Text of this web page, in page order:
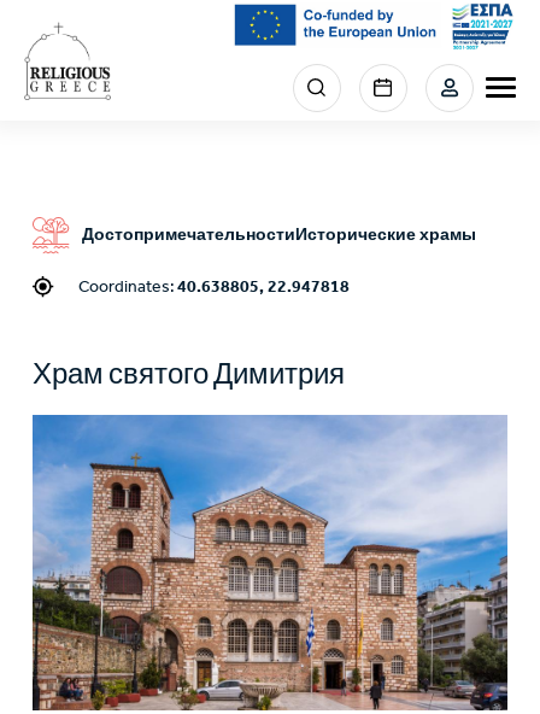
main
content
Menu
section
ДостопримечательностиИсторические храмы
Coordinates:40.638805, 22.947818
Храм святого Димитрия